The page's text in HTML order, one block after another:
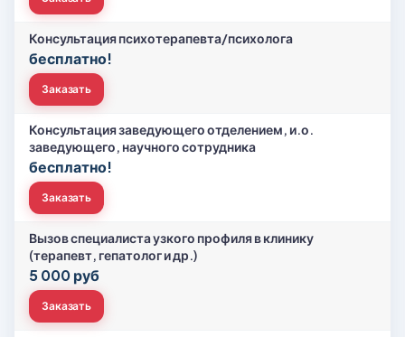
Консультация психотерапевта/психолога
бесплатно!
Заказать
Консультация заведующего отделением, и.о.
заведующего, научного сотрудника
бесплатно!
Заказать
Вызов специалиста узкого профиля в клинику
(терапевт, гепатолог и др.)
5 000 руб
Заказать